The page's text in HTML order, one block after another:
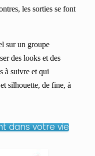
les sorties se font
sur un groupe
des looks et des
à suivre et qui
silhouette, de fine, à
dans votre vie